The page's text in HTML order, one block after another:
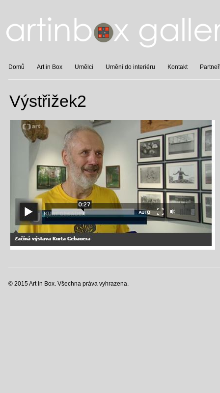
Domů Art in Box Umělci Umění do interiéru Kontakt
Výstřižek2
© 2015 Art in Box. Všechna práva vyhrazena.